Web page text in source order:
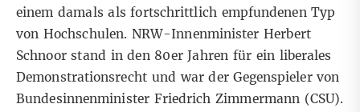
einem damals als fortschrittlich empfundenen Typ
von Hochschulen. NRW-Innenminister Herbert
Schnoor stand in den 80er Jahren für ein liberales
Demonstrationsrecht und war der Gegenspieler von
Bundesinnenminister Friedrich Zimmermann (CSU).